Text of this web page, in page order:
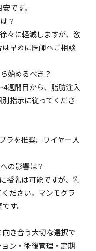
です。
？
々に軽減しますが、激
早めに医師へご相談
始めるべき？
週間目から、脂肪注入
指示に従ってくださ
ラを推奨。ワイヤー入
の影響は？
授乳は可能ですが、乳
ださい。マンモグラ
す。
き合う大切な選択で
ン・術後管理・定期